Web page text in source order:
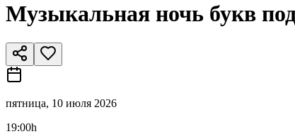
Музыкальная ночь букв
пятница, 10 июля 2026
19:00h